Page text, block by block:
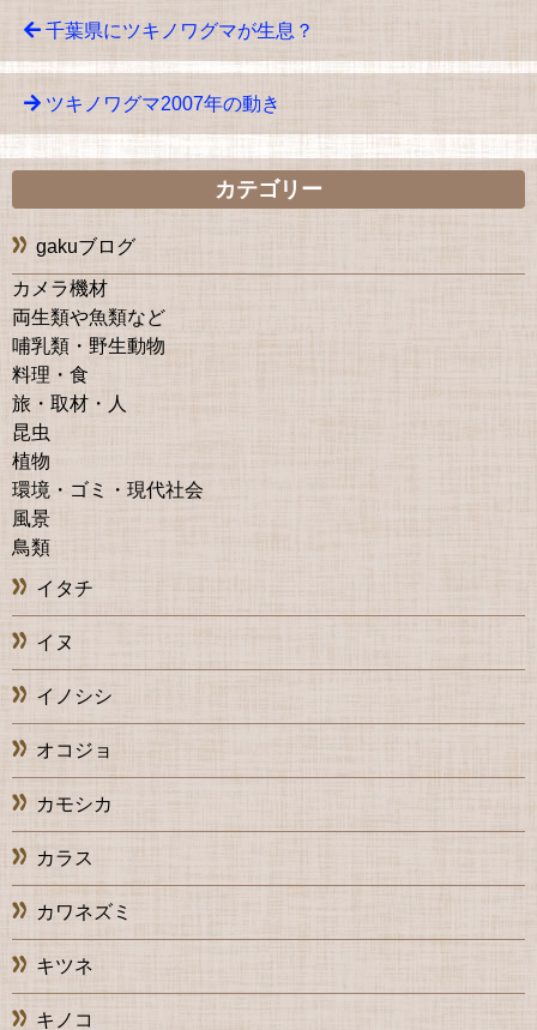
千葉県にツキノワグマが生息？
ツキノワグマ2007年の動き
カテゴリー
gakuブログ
カメラ機材
両生類や魚類など
哺乳類・野生動物
料理・食
旅・取材・人
昆虫
植物
環境・ゴミ・現代社会
風景
鳥類
イタチ
イヌ
イノシシ
オコジョ
カモシカ
カラス
カワネズミ
キツネ
キノコ